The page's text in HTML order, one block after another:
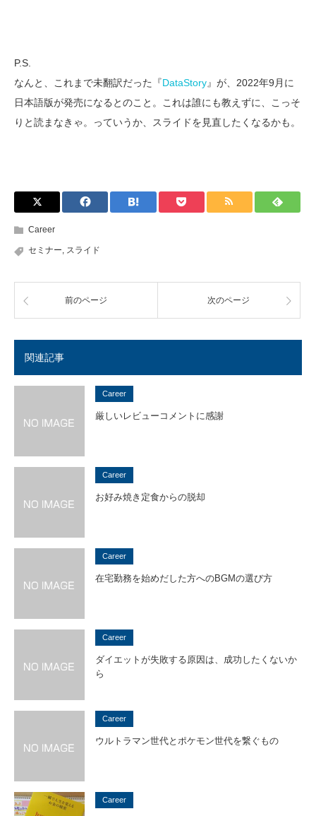
P.S.
なんと、これまで未翻訳だった『DataStory』が、2022年9月に
日本語版が発売になるとのこと。これは誰にも教えずに、こっそ
りと読まなきゃ。っていうか、スライドを見直したくなるかも。
Career
セミナー, スライド
前のページ 次のページ
関連記事
Career
厳しいレビューコメントに感謝
Career
お好み焼き定食からの脱却
Career
在宅勤務を始めだした方へのBGMの選び方
Career
ダイエットが失敗する原因は、成功したくないか
ら
Career
ウルトラマン世代とポケモン世代を繋ぐもの
Career